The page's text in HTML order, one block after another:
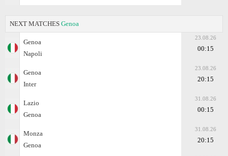
NEXT MATCHES Genoa
Genoa
Napoli
23.08.26
00:15
Genoa
Inter
23.08.26
20:15
Lazio
Genoa
31.08.26
00:15
Monza
Genoa
31.08.26
20:15